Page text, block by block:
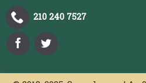
210 240 7527